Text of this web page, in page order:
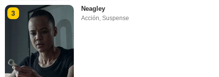
3
Neagley
Acción,Suspense